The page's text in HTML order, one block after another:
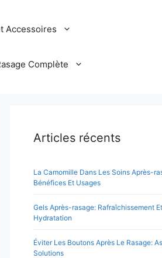
Accessoires
Complète
Articles récents
La Camomille Dans Les Soins Après-
Bénéfices Et Usages
Gels Après-rasage: Rafraîchissement Et
Hydratation
Éviter Les Boutons Après Le Rasage:
Solutions